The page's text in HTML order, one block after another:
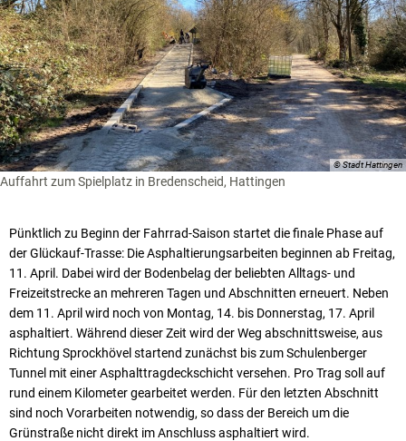
© Stadt Hattingen
Auffahrt zum Spielplatz in Bredenscheid, Hattingen
Pünktlich zu Beginn der Fahrrad-Saison startet die finale Phase auf
der Glückauf-Trasse: Die Asphaltierungsarbeiten beginnen ab Freitag,
11. April. Dabei wird der Bodenbelag der beliebten Alltags- und
Freizeitstrecke an mehreren Tagen und Abschnitten erneuert. Neben
dem 11. April wird noch von Montag, 14. bis Donnerstag, 17. April
asphaltiert. Während dieser Zeit wird der Weg abschnittsweise, aus
Richtung Sprockhövel startend zunächst bis zum Schulenberger
Tunnel mit einer Asphalttragdeckschicht versehen. Pro Trag soll auf
rund einem Kilometer gearbeitet werden. Für den letzten Abschnitt
sind noch Vorarbeiten notwendig, so dass der Bereich um die
Grünstraße nicht direkt im Anschluss asphaltiert wird.